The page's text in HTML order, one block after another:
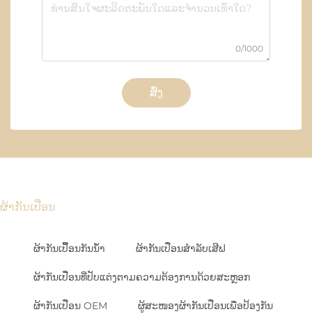
0/1000
ສົ່ງ
ຜ້າກັນເປື່ອນ
ຜ້າກັນເປື້ອນກັນນ້ຳ ຜ້າກັນເປື່ອນສຳລັບເສີຟ
ຜ້າກັນເປື່ອນທີ່ປັບແຕ່ງຕາມຄວາມຕ້ອງການດ້ວຍສະຫຼອກ
ຜ້າກັນເປື່ອນ OEM ຜູ້ສະໜອງຜ້າກັນເປື່ອນເພື່ອປ້ອງກັນ